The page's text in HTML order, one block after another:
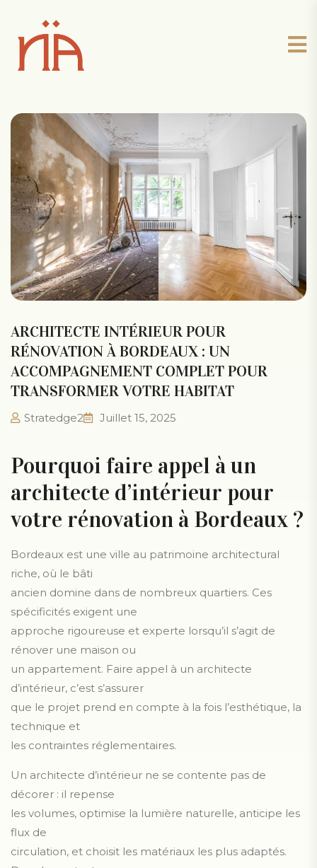
ARCHITECTE INTÉRIEUR POUR
RÉNOVATION À BORDEAUX : UN
ACCOMPAGNEMENT COMPLET POUR
TRANSFORMER VOTRE HABITAT
Stratedge2 Juillet 15, 2025
Pourquoi faire appel à un
architecte d’intérieur pour
votre rénovation à Bordeaux ?
Bordeaux est une ville au patrimoine architectural
riche, où le bâti
ancien domine dans de nombreux quartiers. Ces
spécificités exigent une
approche rigoureuse et experte lorsqu’il s’agit de
rénover une maison ou
un appartement. Faire appel à un architecte
d’intérieur, c’est s’assurer
que le projet prend en compte à la fois l’esthétique, la
technique et
les contraintes réglementaires.
Un architecte d’intérieur ne se contente pas de
décorer : il repense
les volumes, optimise la lumière naturelle, anticipe les
flux de
circulation, et choisit les matériaux les plus adaptés.